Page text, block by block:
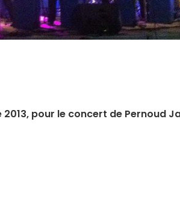
pour le concert de Pernoud